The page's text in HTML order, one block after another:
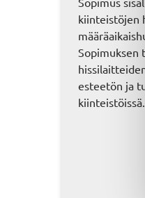
kiinteistöjen
Sopimuksen
esteetön ja
kiinteistöissä.